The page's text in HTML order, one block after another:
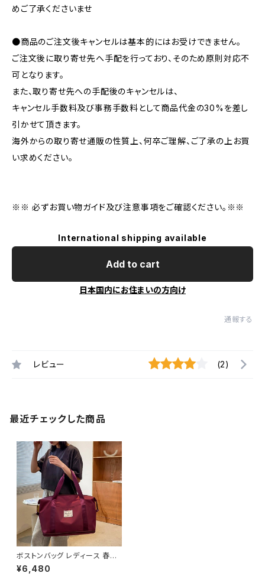
めご了承くださいませ
●商品のご注文後キャンセルは基本的にはお受けできません。
ご注文後に取り寄せ先へ手配を行っており、そのため原則対応不
可となります。
また、取り寄せ先への手配後のキャンセルは、
キャンセル手数料及び事務手数料として商品代金の30%を差し
引かせて頂きます。
海外からの取り寄せ通販の性質上、何卒ご理解、ご了承の上お買
い求めください。
※※ 必ずお買い物ガイド及び注意事項をご確認ください。※※
International shipping available
Add to cart
日本国内にお住まいの方向け
通報する
レビュー (2)
最近チェックした商品
ボストンバッグ レディース 春夏
秋冬 春 夏 秋 冬 黒 バッグ マザ
ーズバッグ 大容量バッグ バック
¥6,480